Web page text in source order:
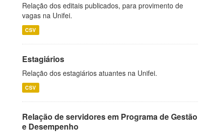
Relação dos editais publicados, para provimento de
vagas na Unifei.
CSV
Estagiários
Relação dos estagiários atuantes na Unifei.
CSV
Relação de servidores em Programa de Gestão
e Desempenho